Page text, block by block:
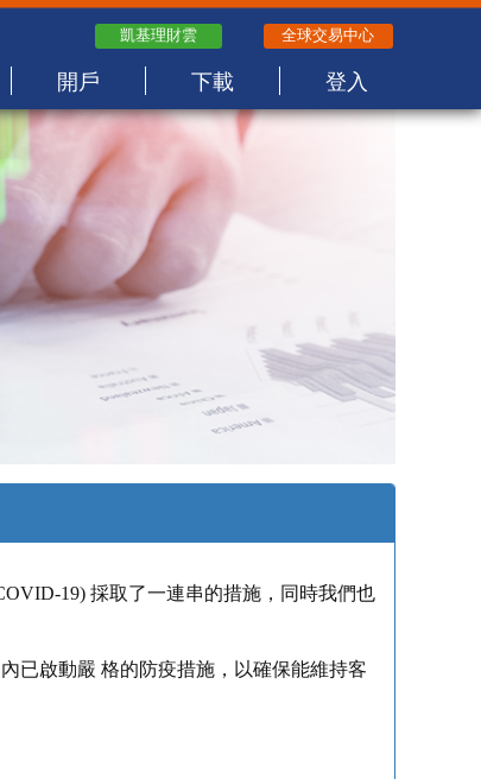
凱基理財雲 全球交易中心
開戶 下載 登入
19) 採取了一連串的措施，同時我們也
已啟動嚴 格的防疫措施，以確保能維持客